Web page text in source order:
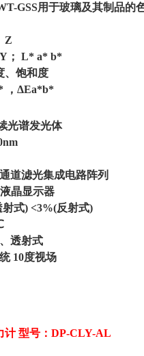
GSS用于玻璃及其制品的
Z
； L* a* b*
、饱和度
，ΔEa*b*
光谱发光体
滤光集成电路阵列
晶显示器
式) <3%(反射式)
透射式
10度视场
计 型号：DP-CLY-AL